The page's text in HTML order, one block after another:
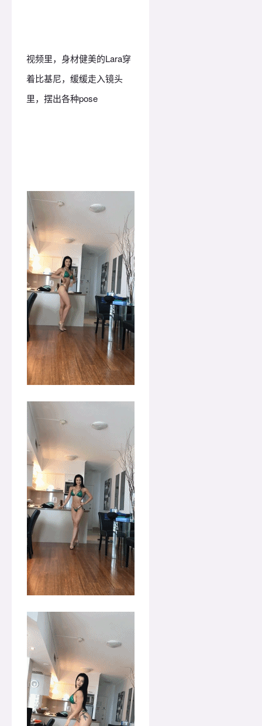
视频里，身材健美的Lara穿
着比基尼，缓缓走入镜头
里，摆出各种pose